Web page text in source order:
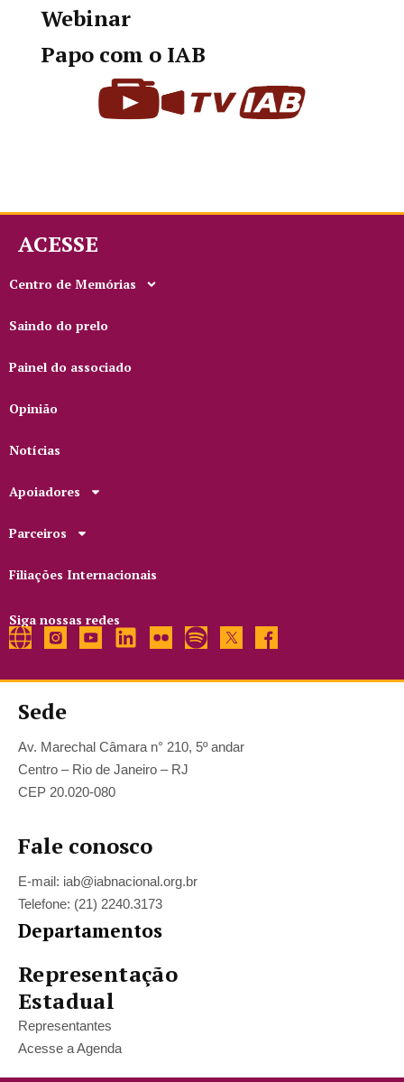
Webinar
Papo com o IAB
ACESSE
Centro de Memórias
Saindo do prelo
Painel do associado
Opinião
Notícias
Apoiadores
Parceiros
Filiações Internacionais
Siga nossas redes
Sede
Av. Marechal Câmara n° 210, 5º andar
Centro – Rio de Janeiro – RJ
CEP 20.020-080
Fale conosco
E-mail: iab@iabnacional.org.br
Telefone: (21) 2240.3173
Departamentos
Representação
Estadual
Representantes
Acesse a Agenda